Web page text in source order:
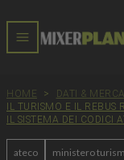
HOME > DATI &
IL TURISMO E IL REBUS
IL SISTEMA DEI CODICI
ateco ministero